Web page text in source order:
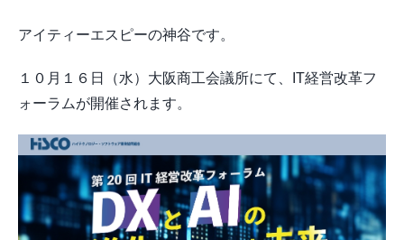
アイティーエスピーの神谷です。
１０月１６日（水）大阪商工会議所にて、IT経営改革フ
ォーラムが開催されます。